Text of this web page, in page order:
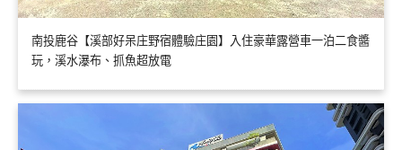
南投鹿谷【溪部好呆庄野宿體驗庄園】入住豪華露營車一泊二食醬
玩，溪水瀑布、抓魚超放電